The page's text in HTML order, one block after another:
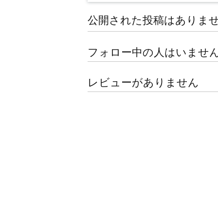
公開された投稿はありま
フォロー中の人はいませ
レビューがありません